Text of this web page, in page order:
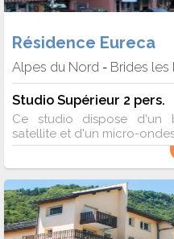
Résidence Eureca
Alpes du Nord - Brides les
Studio Supérieur 2 pers.
Ce studio dispose d'un
satellite et d'un micro-